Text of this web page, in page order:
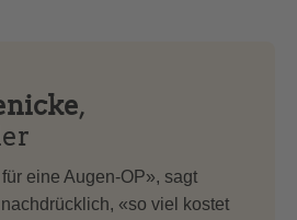
,
eine Augen-OP», sagt
«so viel kostet